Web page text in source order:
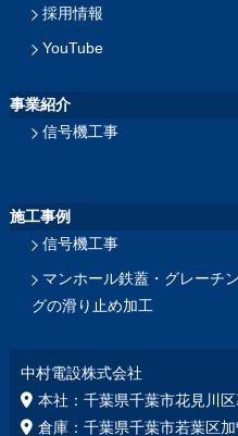
採用情報
YouTube
事業紹介
信号機工事
施工事例
信号機工事
マンホール鉄蓋・グレーチン
グの滑り止め加工
中村電設株式会社
本社：千葉県千葉市花見川
倉庫：千葉県千葉市若葉区